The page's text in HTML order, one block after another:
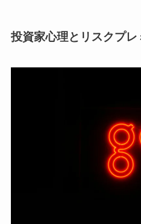
投資家心理とリスクプレ